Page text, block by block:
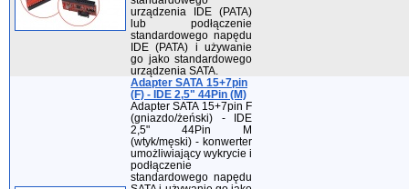
urządzenia IDE (PATA)
lub podłączenie
standardowego napędu
IDE (PATA) i używanie
go jako standardowego
urządzenia SATA.
Adapter SATA 15+7pin
(F) - IDE 2,5" 44Pin (M)
Adapter SATA 15+7pin F
(gniazdo/żeński) - IDE
2,5" 44Pin M
(wtyk/męski) - konwerter
umożliwiający wykrycie i
podłączenie
standardowego napędu